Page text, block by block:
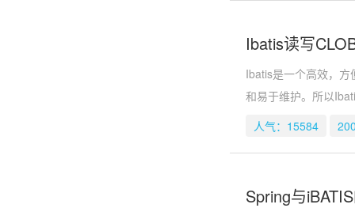
Ibatis读写
Ibatis是一个高效，
和易于维护。所以
人气：15584
Spring与